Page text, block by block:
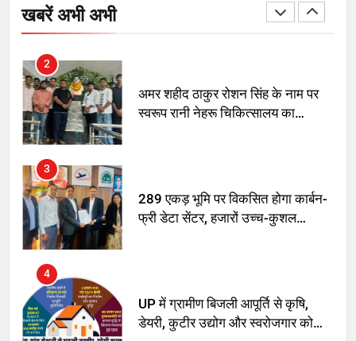
खबरें अभी अभी
रोशन सिंह के नाम पर करने की मांग तेज
2
अमर शहीद ठाकुर रोशन सिंह के नाम पर
स्वरूप रानी नेहरू चिकित्सालय का
3
289 एकड़ भूमि पर विकसित होगा कार्बन-
फ्री डेटा सेंटर, हजारों उच्च-कुशल
4
UP में ग्रामीण बिजली आपूर्ति से कृषि,
डेयरी, कुटीर उद्योग और स्वरोजगार को